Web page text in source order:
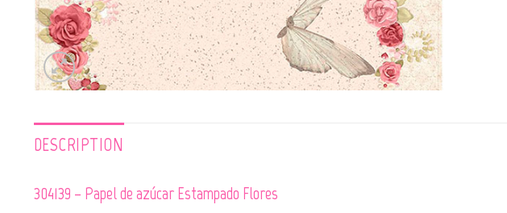
DESCRIPTION
304139 – Papel de azúcar Estampado Flores